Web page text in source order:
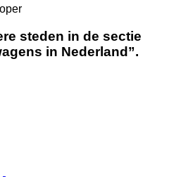
steden in de sectie
in Nederland”.